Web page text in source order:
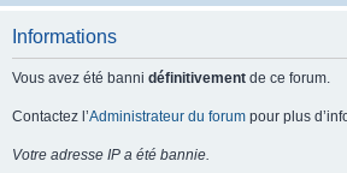
Informations
Vous avez été banni définitivement de ce forum.
Contactez l’Administrateur du forum pour plus
Votre adresse IP a été bannie.